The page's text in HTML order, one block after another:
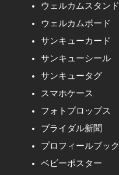
ウェルカムスタンド
ウェルカムボード
サンキューカード
サンキューシール
サンキュータグ
スマホケース
フォトプロップス
ブライダル新聞
プロフィールブック
ベビーポスター